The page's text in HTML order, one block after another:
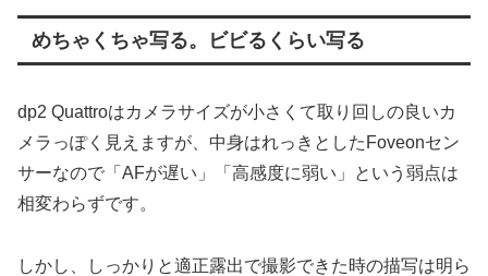
めちゃくちゃ写る。ビビるくらい写る
dp2 Quattroはカメラサイズが小さくて取り回しの良いカ
メラっぽく見えますが、中身はれっきとしたFoveonセン
サーなので「AFが遅い」「高感度に弱い」という弱点は
相変わらずです。
しかし、しっかりと適正露出で撮影できた時の描写は明ら